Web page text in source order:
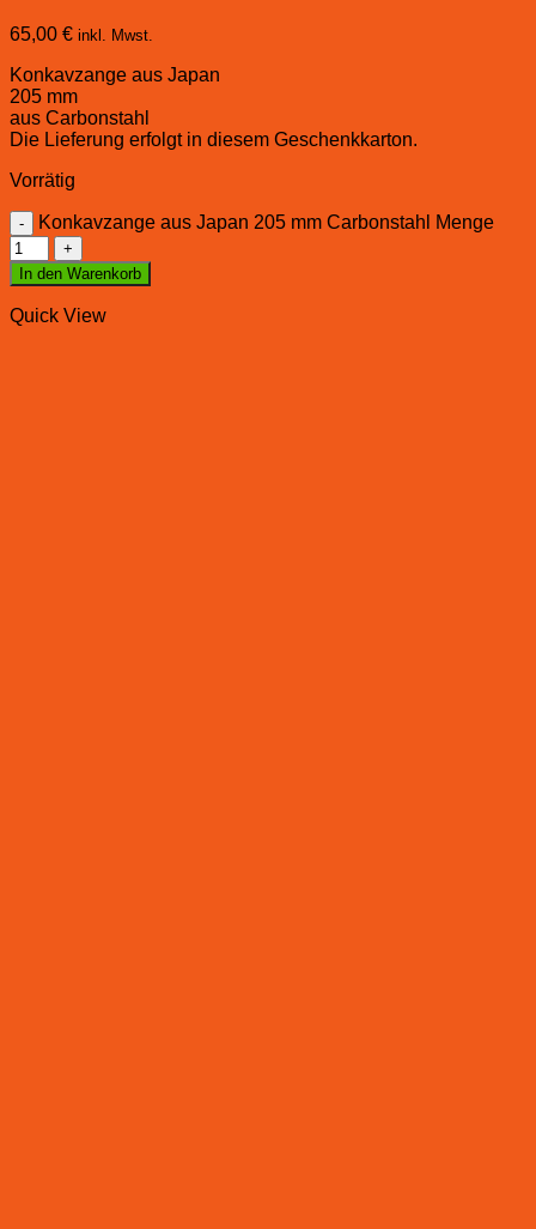
65,00 € inkl. Mwst.
Konkavzange aus Japan
205 mm
aus Carbonstahl
Die Lieferung erfolgt in diesem Geschenkkarton.
Vorrätig
Konkavzange aus Japan 205 mm Carbonstahl Menge
In den Warenkorb
Quick View